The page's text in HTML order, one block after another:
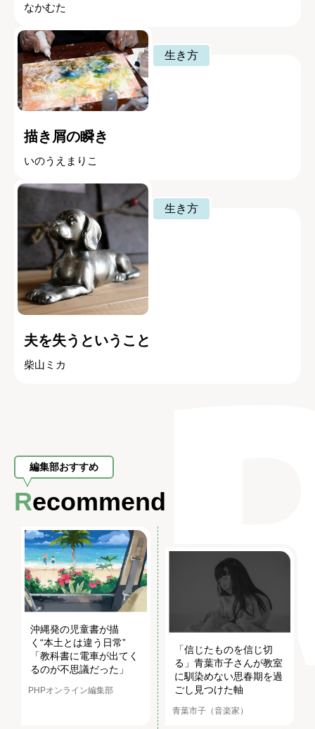
なかむた
生き方
描き屑の瞬き
いのうえまりこ
生き方
夫を失うということ
柴山ミカ
編集部おすすめ
Recommend
沖縄発の児童書が描
く“本土とは違う日常”
「教科書に電車が出てく
るのが不思議だった」
PHPオンライン編集部
「信じたものを信じ切
る」青葉市子さんが教室
に馴染めない思春期を過
ごし見つけた軸
青葉市子（音楽家）